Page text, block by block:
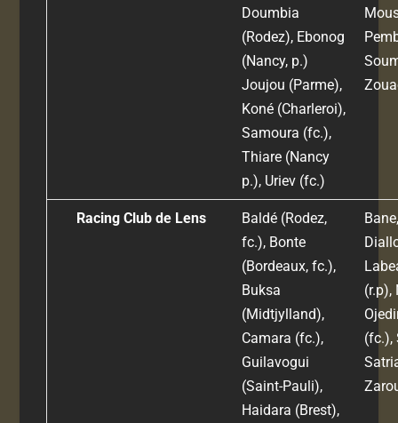
Doumbia
(Rodez), Ebonog
(Nancy, p.)
Joujou (Parme),
Koné (Charleroi),
Samoura (fc.),
Thiare (Nancy
p.), Uriev (fc.)
Racing Club de Lens
Baldé (Rodez,
fc.), Bonte
(Bordeaux, fc.),
Buksa
(Midtjylland),
Camara (fc.),
Guilavogui
(Saint-Pauli),
Haidara (Brest),
(r.p),
(fc.),